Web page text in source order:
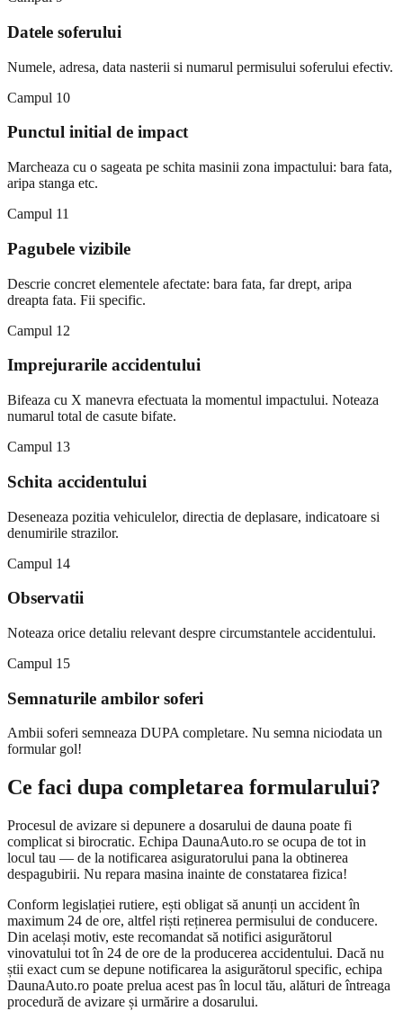
Datele soferului
Numele, adresa, data nasterii si numarul permisului soferului efectiv.
Campul 10
Punctul initial de impact
Marcheaza cu o sageata pe schita masinii zona impactului: bara fata,
aripa stanga etc.
Campul 11
Pagubele vizibile
Descrie concret elementele afectate: bara fata, far drept, aripa
dreapta fata. Fii specific.
Campul 12
Imprejurarile accidentului
Bifeaza cu X manevra efectuata la momentul impactului. Noteaza
numarul total de casute bifate.
Campul 13
Schita accidentului
Deseneaza pozitia vehiculelor, directia de deplasare, indicatoare si
denumirile strazilor.
Campul 14
Observatii
Noteaza orice detaliu relevant despre circumstantele accidentului.
Campul 15
Semnaturile ambilor soferi
Ambii soferi semneaza DUPA completare. Nu semna niciodata un
formular gol!
Ce faci dupa completarea formularului?
Procesul de avizare si depunere a dosarului de dauna poate fi
complicat si birocratic. Echipa DaunaAuto.ro se ocupa de tot in
locul tau — de la notificarea asiguratorului pana la obtinerea
despagubirii. Nu repara masina inainte de constatarea fizica!
Conform legislației rutiere, ești obligat să anunți un accident în
maximum 24 de ore, altfel riști reținerea permisului de conducere.
Din același motiv, este recomandat să notifici asigurătorul
vinovatului tot în 24 de ore de la producerea accidentului. Dacă nu
știi exact cum se depune notificarea la asigurătorul specific, echipa
DaunaAuto.ro poate prelua acest pas în locul tău, alături de întreaga
procedură de avizare și urmărire a dosarului.